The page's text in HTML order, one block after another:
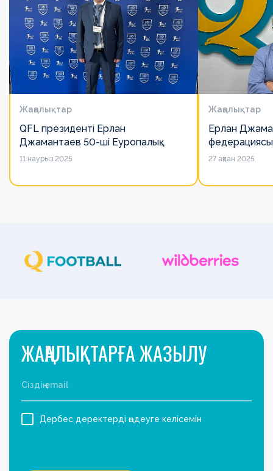
Жаңалықтар
QFL президенті Ерлан
Джамантаев 50-ші Еуропалық
лигалар Бас ассамблеясына
11 наурыз 2025
Жаңалықтар
Ерлан
есімін
27 ақпан 2025
ЖАҢАЛЫҚТАРҒА ЖАЗЫЛУ
Дербес деректерді өңдеуге келісемін